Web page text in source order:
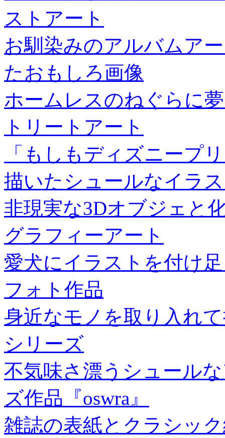
ストアート
お馴染みのアルバムア
たおもしろ画像
ホームレスのねぐらに
トリートアート
「もしもディズニープ
描いたシュールなイラ
非現実な3Dオブジェと
グラフィーアート
愛犬にイラストを付け
フォト作品
身近なモノを取り入れ
シリーズ
不気味さ漂うシュール
ズ作品『oswra』
雑誌の表紙とクラシッ